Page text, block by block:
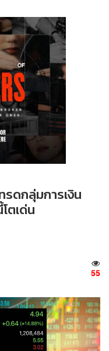
รดกลุ่มการเงิน
ตเด่น
55